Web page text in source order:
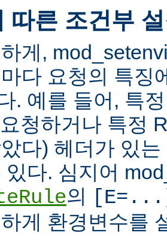
따른 조건부
게,
다 요청의 특징
. 예를 들어, 특
청하거나 특정
다) 헤더가 있
있다. 심지어
의
게 환경변수를